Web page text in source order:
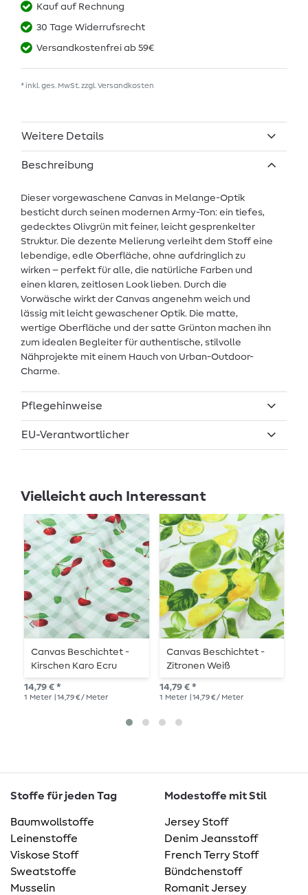
Kauf auf Rechnung
30 Tage Widerrufsrecht
Versandkostenfrei ab 59€
* inkl. ges. MwSt. zzgl. Versandkosten
Weitere Details
Beschreibung
Dieser vorgewaschene Canvas in Melange-Optik
besticht durch seinen modernen Army-Ton: ein tiefes,
gedecktes Olivgrün mit feiner, leicht gesprenkelter
Struktur. Die dezente Melierung verleiht dem Stoff eine
lebendige, edle Oberfläche, ohne aufdringlich zu
wirken – perfekt für alle, die natürliche Farben und
einen klaren, zeitlosen Look lieben. Durch die
Vorwäsche wirkt der Canvas angenehm weich und
lässig mit leicht gewaschener Optik. Die matte,
wertige Oberfläche und der satte Grünton machen ihn
zum idealen Begleiter für authentische, stilvolle
Nähprojekte mit einem Hauch von Urban-Outdoor-
Charme.
Pflegehinweise
EU-Verantwortlicher
Vielleicht auch Interessant
Canvas Beschichtet -
Kirschen Karo Ecru
14,79 € *
1 Meter | 14,79 € / Meter
Canvas Beschichtet -
Zitronen Weiß
14,79 € *
1 Meter | 14,79 € / Meter
Stoffe für jeden Tag
Baumwollstoffe
Leinenstoffe
Viskose Stoff
Sweatstoffe
Musselin
Modestoffe mit Stil
Jersey Stoff
Denim Jeansstoff
French Terry Stoff
Bündchenstoff
Romanit Jersey